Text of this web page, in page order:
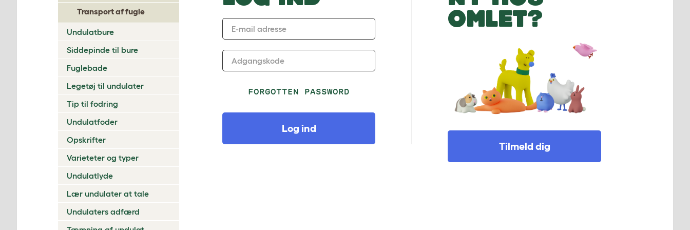
Transport af fugle
Undulatbure
Siddepinde til bure
Fuglebade
Legetøj til undulater
Tip til fodring
Undulatfoder
Opskrifter
Varieteter og typer
Undulatlyde
Lær undulater at tale
Undulaters adfærd
E-mail adresse
Adgangskode
FORGOTTEN PASSWORD
Log ind
OMLET?
Tilmeld dig